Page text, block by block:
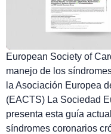
European Society of
manejo de los
la Asociación Europea
(EACTS) La Sociedad
presenta esta guía
síndromes coronarios